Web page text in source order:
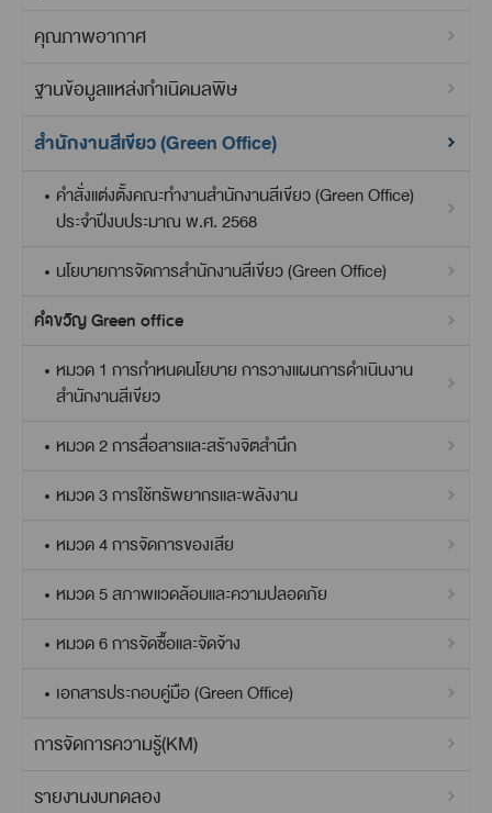
คุณภาพอากาศ
ฐานข้อมูลแหล่งกำเนิดมลพิษ
สำนักงานสีเขียว (Green Office)
คำสั่งแต่งตั้งคณะทำงานสำนักงานสีเขียว (Green Office)
ประจำปีงบประมาณ พ.ศ. 2568
นโยบายการจัดการสำนักงานสีเขียว (Green Office)
คำขวัญ Green office
หมวด 1 การกำหนดนโยบาย การวางแผนการดำเนินงาน
สำนักงานสีเขียว
หมวด 2 การสื่อสารและสร้างจิตสำนึก
หมวด 3 การใช้ทรัพยากรและพลังงาน
หมวด 4 การจัดการของเสีย
หมวด 5 สภาพแวดล้อมและความปลอดภัย
หมวด 6 การจัดซื้อและจัดจ้าง
เอกสารประกอบคู่มือ (Green Office)
การจัดการความรู้(KM)
รายงานงบทดลอง